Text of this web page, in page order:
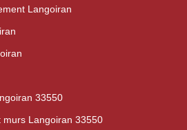
Langoiran
33550
Langoiran 33550